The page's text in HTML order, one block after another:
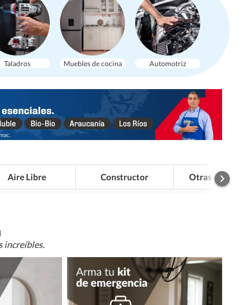
Taladros Muebles de cocina Automotriz
Aire Libre Constructor Otras
increíbles.